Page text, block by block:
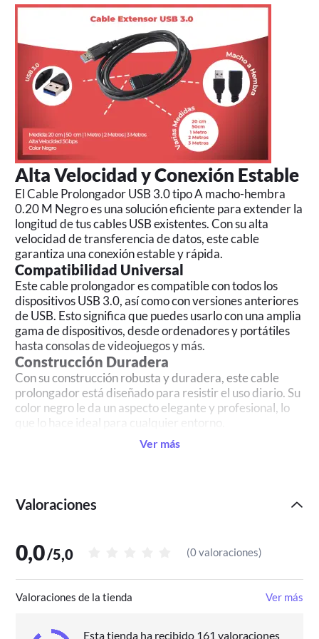
Alta Velocidad y Conexión Estable
El Cable Prolongador USB 3.0 tipo A macho-hembra
0.20 M Negro es una solución eficiente para extender la
longitud de tus cables USB existentes. Con su alta
velocidad de transferencia de datos, este cable
garantiza una conexión estable y rápida.
Compatibilidad Universal
Este cable prolongador es compatible con todos los
dispositivos USB 3.0, así como con versiones anteriores
de USB. Esto significa que puedes usarlo con una amplia
gama de dispositivos, desde ordenadores y portátiles
hasta consolas de videojuegos y más.
Construcción Duradera
Con su construcción robusta y duradera, este cable
prolongador está diseñado para resistir el uso diario. Su
color negro le da un aspecto elegante y profesional, lo
que lo hace ideal para cualquier entorno.
Facilidad de Uso
ninguna instalación o configuración adicional.
Color: Negro
Velocidad de transferencia de datos: Hasta 5 Gbps
Compatibilidad: Universal
Construcción: Duradera y robusta
Ver más
Valoraciones
0,0/5,0 (0 valoraciones)
Valoraciones de la tienda Ver más
Esta tienda ha recibido 161 valoraciones